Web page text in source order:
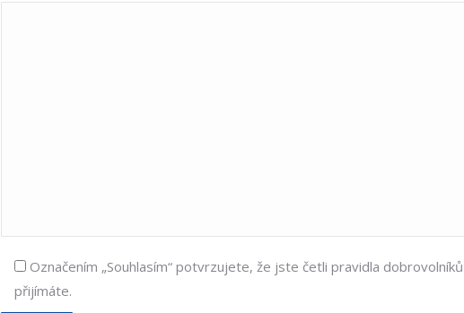
Označením „Souhlasím“ potvrzujete, že jste četli pravidla
přijímáte.